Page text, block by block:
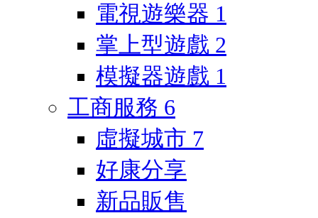
電視遊樂器 1
掌上型遊戲 2
模擬器遊戲 1
工商服務 6
虛擬城市 7
好康分享
新品販售